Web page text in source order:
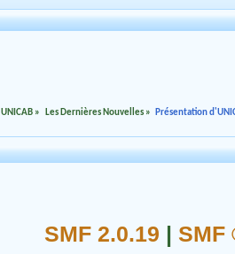
UNICAB » Les Dernières Nouvelles» Présentation
SMF 2.0.19 | SMF